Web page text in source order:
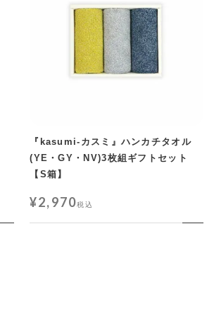
『kasumi-カスミ』ハンカチタオル
(YE・GY・NV)3枚組ギフトセット
【S箱】
¥2,970税込